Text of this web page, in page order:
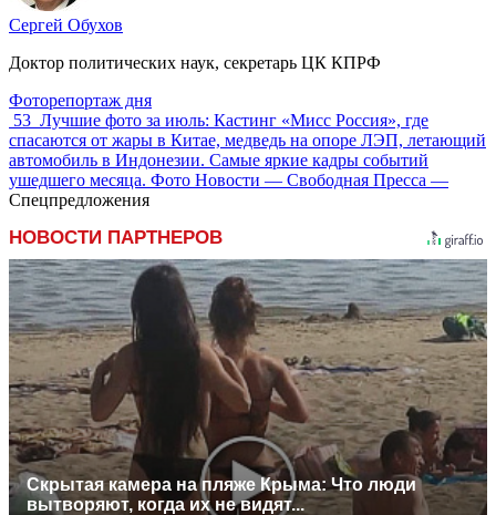
Сергей Обухов
Доктор политических наук, секретарь ЦК КПРФ
Фоторепортаж дня
53 Лучшие фото за июль: Кастинг «Мисс Россия», где
спасаются от жары в Китае, медведь на опоре ЛЭП, летающий
автомобиль в Индонезии. Самые яркие кадры событий
ушедшего месяца. Фото Новости — Свободная Пресса —
Спецпредложения
НОВОСТИ ПАРТНЕРОВ
Скрытая камера на пляже Крыма: Что люди
вытворяют, когда их не видят...